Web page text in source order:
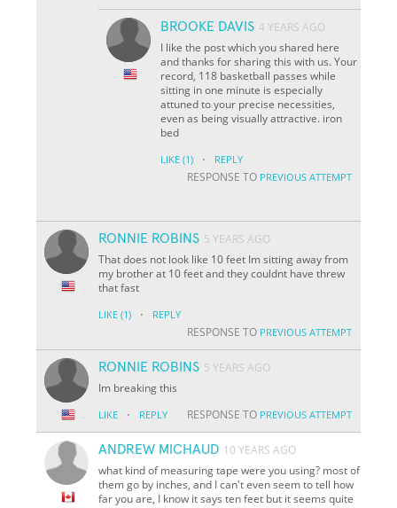
BROOKE DAVIS 4 YEARS AGO
I like the post which you shared here
and thanks for sharing this with us. Your
record, 118 basketball passes while
sitting in one minute is especially
attuned to your precise necessities,
even as being visually attractive. iron
bed
LIKE (1) · REPLY
RESPONSE TO PREVIOUS ATTEMPT
RONNIE ROBINS 5 YEARS AGO
That does not look like 10 feet Im sitting away from
my brother at 10 feet and they couldnt have threw
that fast
LIKE (1) · REPLY
RESPONSE TO PREVIOUS ATTEMPT
RONNIE ROBINS 5 YEARS AGO
Im breaking this
LIKE · REPLY RESPONSE TO PREVIOUS ATTEMPT
ANDREW MICHAUD 10 YEARS AGO
what kind of measuring tape were you using? most of
them go by inches, and I can't even seem to tell how
far you are, I know it says ten feet but it seems quite